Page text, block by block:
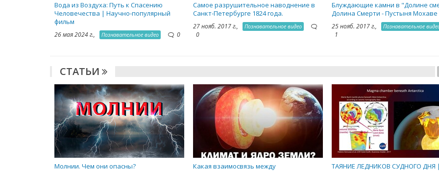
Вода из Воздуха: Путь к Спасению
Человечества | Научно-популярный
фильм
26 мая 2024 г., Познавательное видео 0
Самое разрушительное наводнение в
Санкт-Петербурге 1824 года.
27 нояб. 2017 г., Познавательное видео
0
Блуждающие камни в "Долине
Долина Смерти - Пустыня Мохаве
25 нояб. 2017 г., Познавательное
1
СТАТЬИ
Молнии. Чем они опасны?
Какая взаимосвязь между
ТАЯНИЕ ЛЕДНИКОВ СУДНОГО ДНЯ |